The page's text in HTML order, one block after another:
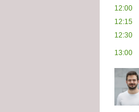
12:00
12:15
12:30
13:00